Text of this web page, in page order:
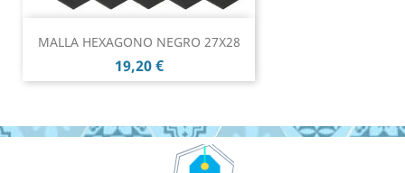
MALLA HEXAGONO NEGRO 27X28
Prix
19,20 €